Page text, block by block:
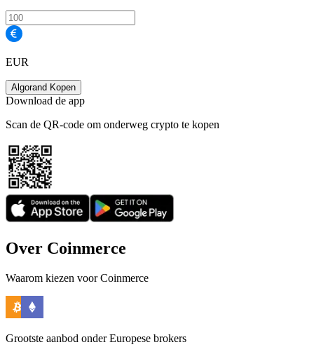
EUR
Algorand Kopen
Download de app
Scan de QR-code om onderweg crypto te kopen
Over Coinmerce
Waarom kiezen voor Coinmerce
Grootste aanbod onder Europese brokers